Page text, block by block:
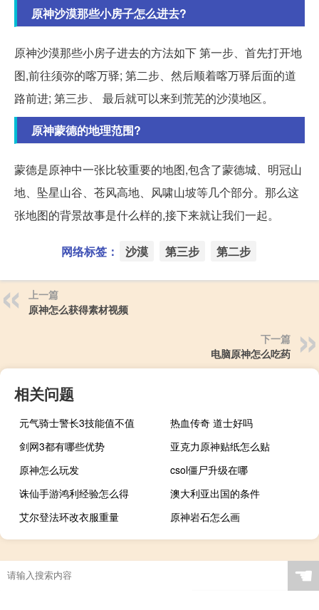
原神沙漠那些小房子怎么进去?
原神沙漠那些小房子进去的方法如下 第一步、首先打开地
图,前往须弥的喀万驿; 第二步、然后顺着喀万驿后面的道
路前进; 第三步、 最后就可以来到荒芜的沙漠地区。
原神蒙德的地理范围?
蒙德是原神中一张比较重要的地图,包含了蒙德城、明冠山
地、坠星山谷、苍风高地、风啸山坡等几个部分。那么这
张地图的背景故事是什么样的,接下来就让我们一起。
网络标签： 沙漠 第三步 第二步
上一篇
原神怎么获得素材视频
下一篇
电脑原神怎么吃药
相关问题
元气骑士警长3技能值不值
热血传奇 道士好吗
剑网3都有哪些优势
亚克力原神贴纸怎么贴
原神怎么玩发
csol僵尸升级在哪
诛仙手游鸿利经验怎么得
澳大利亚出国的条件
艾尔登法环改衣服重量
原神岩石怎么画
☚